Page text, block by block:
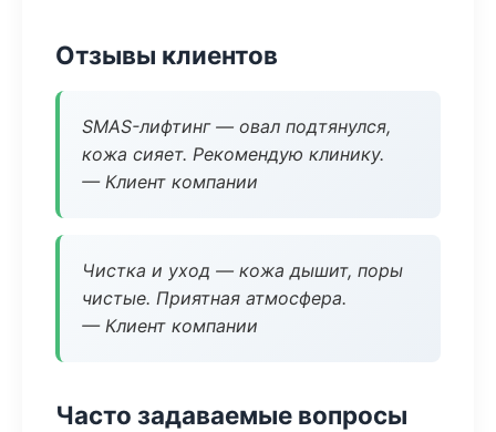
Отзывы клиентов
SMAS-лифтинг — овал подтянулся,
кожа сияет. Рекомендую клинику.
— Клиент компании
Чистка и уход — кожа дышит, поры
чистые. Приятная атмосфера.
— Клиент компании
Часто задаваемые вопросы